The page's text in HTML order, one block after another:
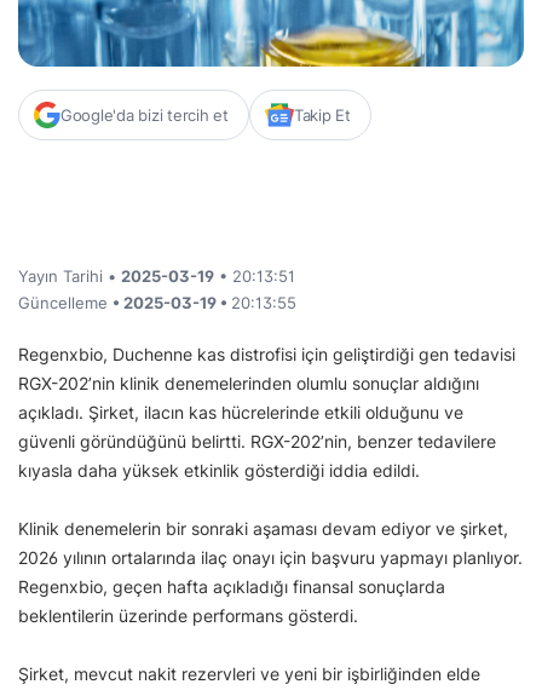
Google'da bizi tercih et Takip Et
Yayın Tarihi • 2025-03-19 • 20:13:51
Güncelleme • 2025-03-19 • 20:13:55
Regenxbio, Duchenne kas distrofisi için geliştirdiği gen tedavisi
RGX-202’nin klinik denemelerinden olumlu sonuçlar aldığını
açıkladı. Şirket, ilacın kas hücrelerinde etkili olduğunu ve
güvenli göründüğünü belirtti. RGX-202’nin, benzer tedavilere
kıyasla daha yüksek etkinlik gösterdiği iddia edildi.
Klinik denemelerin bir sonraki aşaması devam ediyor ve şirket,
2026 yılının ortalarında ilaç onayı için başvuru yapmayı planlıyor.
Regenxbio, geçen hafta açıkladığı finansal sonuçlarda
beklentilerin üzerinde performans gösterdi.
Şirket, mevcut nakit rezervleri ve yeni bir işbirliğinden elde